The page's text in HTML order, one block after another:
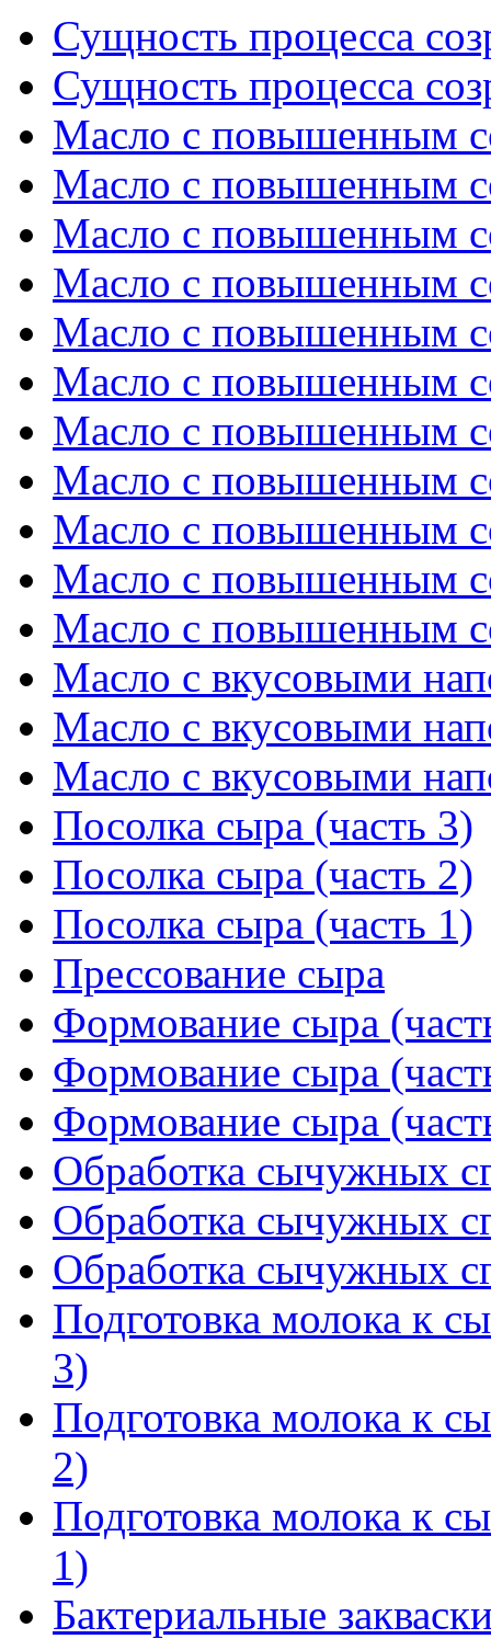
Сущность процесса
Сущность процесса
Масло с повышенным
Масло с повышенным
Масло с повышенным
Масло с повышенным
Масло с повышенным
Масло с повышенным
Масло с повышенным
Масло с повышенным
Масло с повышенным
Масло с повышенным
Масло с повышенным
Масло с вкусовыми
Масло с вкусовыми
Масло с вкусовыми
Посолка сыра (часть 3)
Посолка сыра (часть 2)
Посолка сыра (часть 1)
Прессование сыра
Формование сыра
Формование сыра
Формование сыра
Обработка сычужных
Обработка сычужных
Обработка сычужных
Подготовка молока к
3)
Подготовка молока к
2)
Подготовка молока к
1)
Бактериальные